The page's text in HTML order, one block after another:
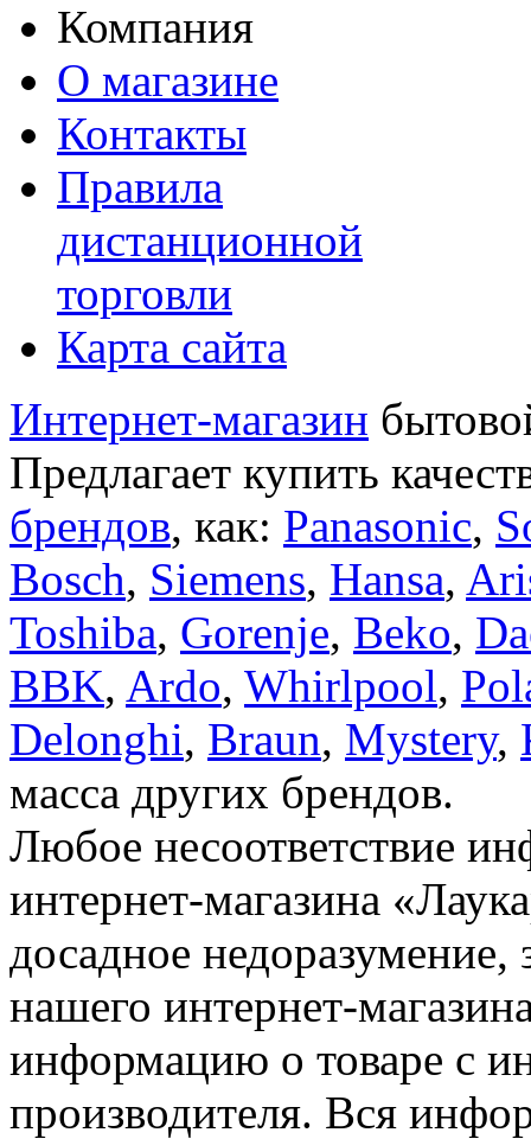
Компания
О магазине
Контакты
Правила
дистанционной
торговли
Карта сайта
Интернет-магазин
Предлагает купить
брендов, как: Panasonic,
Bosch, Siemens, Hansa,
Toshiba, Gorenje, Beko,
BBK, Ardo, Whirlpool,
Delonghi, Braun, Mystery,
масса других брендов.
Любое несоответствие
интернет-магазина
досадное недоразумение,
нашего интернет-
информацию о товаре с
производителя. Вся